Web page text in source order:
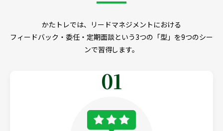
かたトレでは、リードマネジメントにおける
フィードバック・委任・定期面談という3つの「型」を9つのシー
ンで習得します。
01